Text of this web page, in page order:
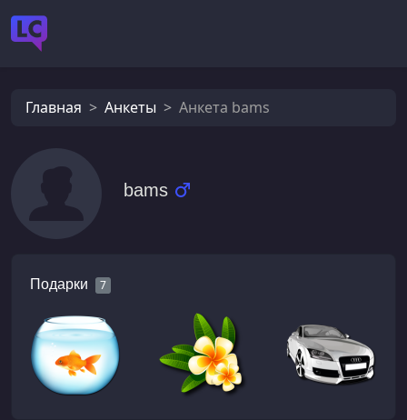
Главная Анкеты Анкета bams
bams
Подарки 7